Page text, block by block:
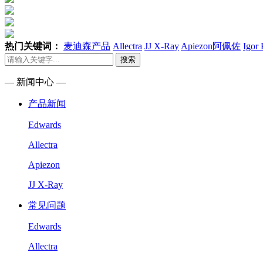
热门关键词： 麦迪森产品 Allectra JJ X-Ray Apiezon阿佩佐 Igor
搜索
— 新闻中心 —
产品新闻
Edwards
Allectra
Apiezon
JJ X-Ray
常见问题
Edwards
Allectra